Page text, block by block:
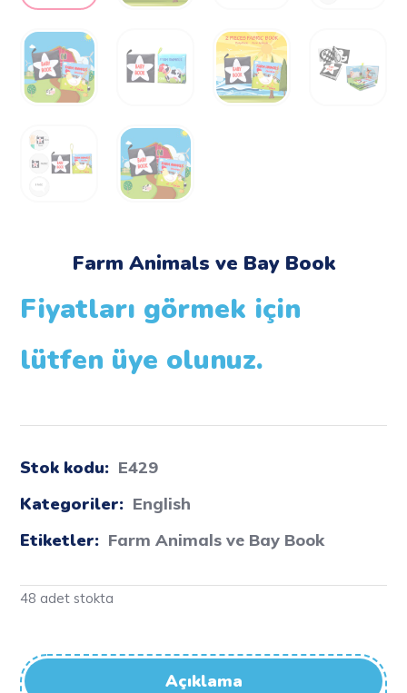
Farm Animals ve Bay Book
Fiyatları görmek için
lütfen üye olunuz.
Stok kodu: E429
Kategoriler: English
Etiketler: Farm Animals ve Bay Book
48 adet stokta
Açıklama